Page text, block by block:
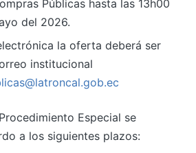
Públicas hasta las 13h00
del 2026.
la oferta deberá ser
institucional
Especial se
a los siguientes plazos: